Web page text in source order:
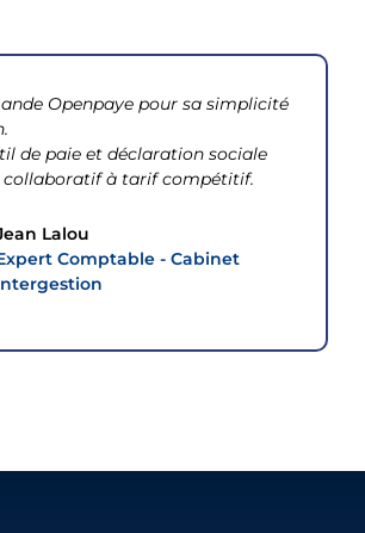
Openpaye pour sa simplicité
de paie et déclaration sociale
collaboratif à tarif compétitif.
Lalou
Comptable - Cabinet